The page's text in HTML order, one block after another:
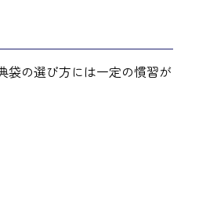
袋の選び方には一定の慣習が